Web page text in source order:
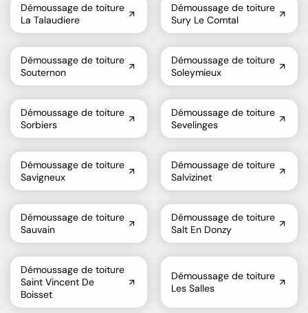
Démoussage de toiture
La Talaudiere
Démoussage de toiture
Sury Le Comtal
Démoussage de toiture
Souternon
Démoussage de toiture
Soleymieux
Démoussage de toiture
Sorbiers
Démoussage de toiture
Sevelinges
Démoussage de toiture
Savigneux
Démoussage de toiture
Salvizinet
Démoussage de toiture
Sauvain
Démoussage de toiture
Salt En Donzy
Démoussage de toiture
Saint Vincent De
Boisset
Démoussage de toiture
Les Salles